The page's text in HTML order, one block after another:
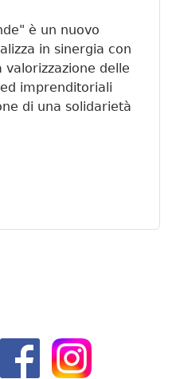
è un nuovo
in sinergia con
valorizzazione delle
imprenditoriali
di una solidarietà